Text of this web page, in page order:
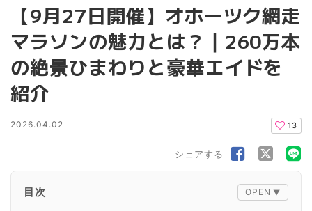
【9月27日開催】オホーツク網走
マラソンの魅力とは？｜260万本
の絶景ひまわりと豪華エイドを
紹介
2026.04.02 13
シェアする
目次